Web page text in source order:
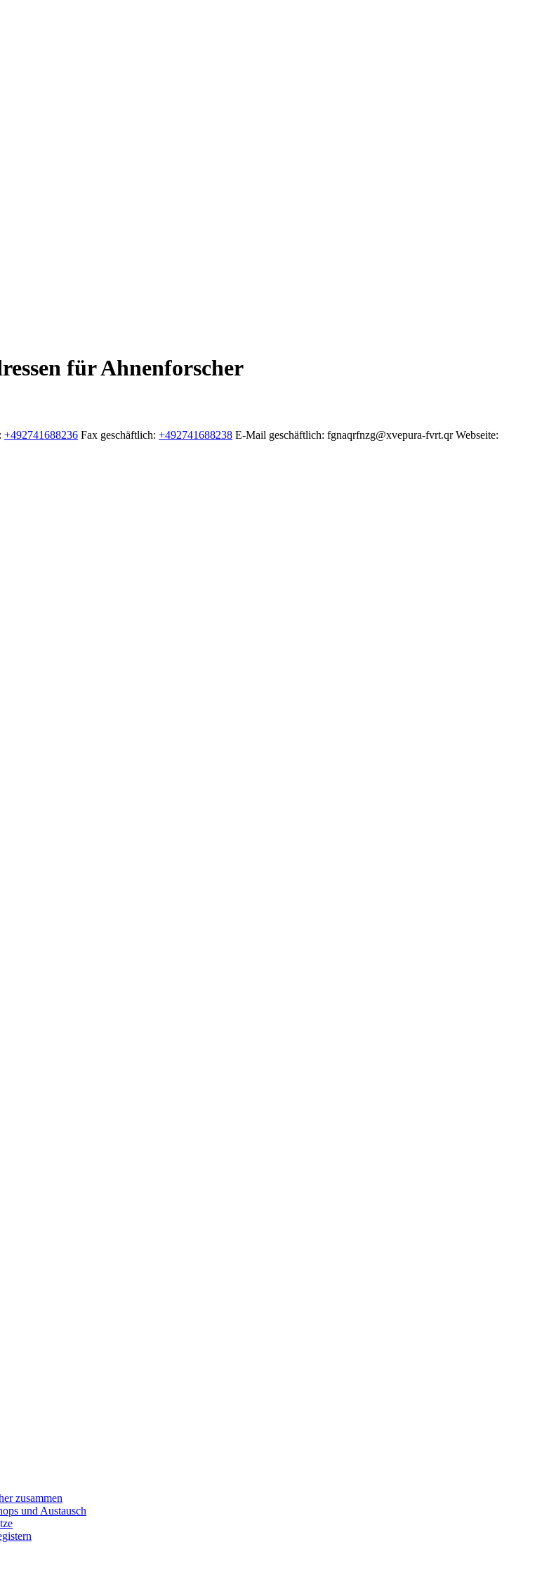
für Ahnenforscher
: +492741688236 Fax geschäftlich: +492741688238 E-Mail geschäftlich: fgnaqrfnzg@xvepura-fvrt.qr Webseite:
zusammen
und Austausch